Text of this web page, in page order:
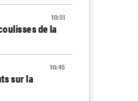
10:51
de la
10:45
sur la